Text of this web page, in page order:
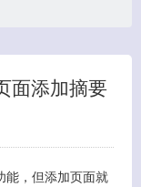
面添加摘要
能，但添加页面就